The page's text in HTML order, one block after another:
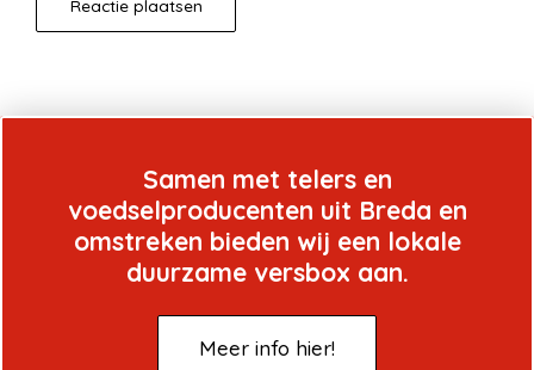
Samen met telers en
voedselproducenten uit Breda en
omstreken bieden wij een lokale
duurzame versbox aan.
Meer info hier!